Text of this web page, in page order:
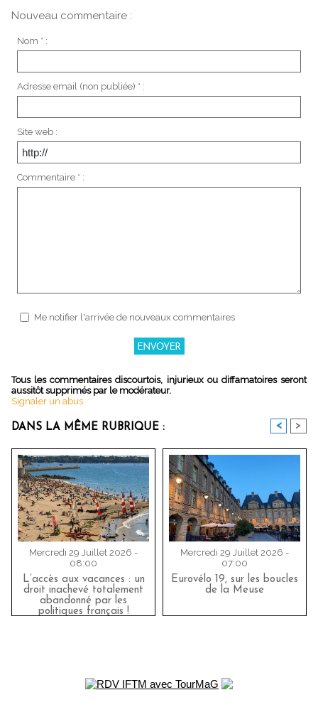
Nouveau commentaire :
Nom * :
Adresse email (non publiée) * :
Site web :
Commentaire * :
Me notifier l'arrivée de nouveaux commentaires
Tous les commentaires discourtois, injurieux ou diffamatoires seront
aussitôt supprimés par le modérateur.
Signaler un abus
DANS LA MÊME RUBRIQUE : < >
Mercredi 29 Juillet 2026 -
08:00
L’accès aux vacances : un
droit inachevé totalement
abandonné par les
politiques français !
Mercredi 29 Juillet 2026 -
07:00
Eurovélo 19, sur les boucles
de la Meuse